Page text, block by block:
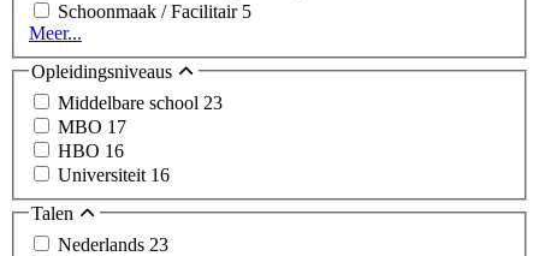
Schoonmaak / Facilitair 5
Meer...
Opleidingsniveaus
Middelbare school 23
MBO 17
HBO 16
Universiteit 16
Talen
Nederlands 23